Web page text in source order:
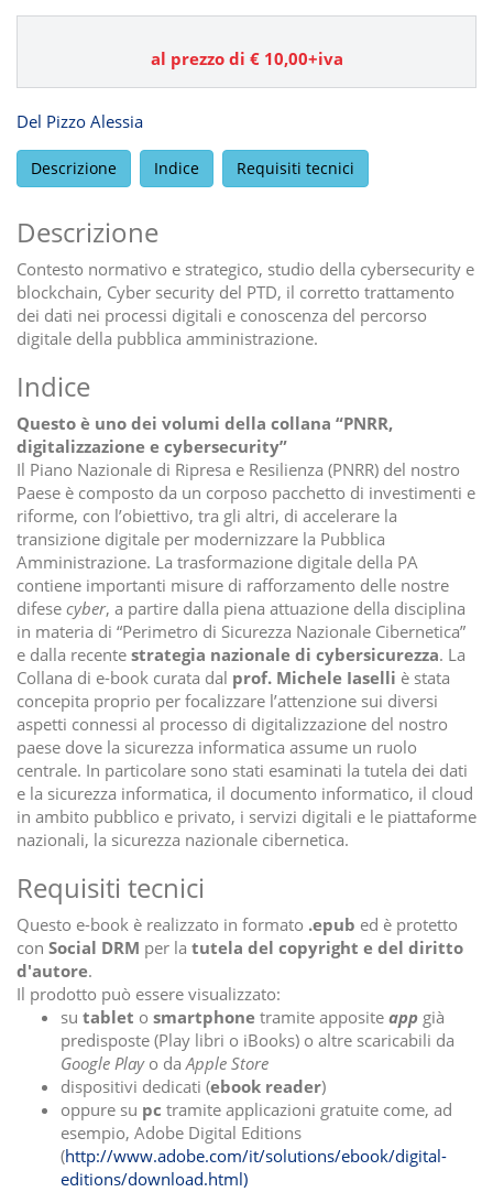
al prezzo di € 10,00+iva
Del Pizzo Alessia
Descrizione Indice Requisiti tecnici
Descrizione
Contesto normativo e strategico, studio della cybersecurity e
blockchain, Cyber security del PTD, il corretto trattamento
dei dati nei processi digitali e conoscenza del percorso
digitale della pubblica amministrazione.
Indice
Questo è uno dei volumi della collana “PNRR,
digitalizzazione e cybersecurity”
Il Piano Nazionale di Ripresa e Resilienza (PNRR) del nostro
Paese è composto da un corposo pacchetto di investimenti e
riforme, con l’obiettivo, tra gli altri, di accelerare la
transizione digitale per modernizzare la Pubblica
Amministrazione. La trasformazione digitale della PA
contiene importanti misure di rafforzamento delle nostre
difese cyber, a partire dalla piena attuazione della disciplina
in materia di “Perimetro di Sicurezza Nazionale Cibernetica”
e dalla recente strategia nazionale di cybersicurezza. La
Collana di e-book curata dal prof. Michele Iaselli è stata
concepita proprio per focalizzare l’attenzione sui diversi
aspetti connessi al processo di digitalizzazione del nostro
paese dove la sicurezza informatica assume un ruolo
centrale. In particolare sono stati esaminati la tutela dei dati
e la sicurezza informatica, il documento informatico, il cloud
in ambito pubblico e privato, i servizi digitali e le piattaforme
nazionali, la sicurezza nazionale cibernetica.
Requisiti tecnici
Questo e-book è realizzato in formato .epub ed è protetto
con Social DRM per la tutela del copyright e del diritto
d'autore.
Il prodotto può essere visualizzato:
su tablet o smartphone tramite apposite app già
predisposte (Play libri o iBooks) o altre scaricabili da
Google Playo da Apple Store
dispositivi dedicati (ebook reader)
oppure su pc tramite applicazioni gratuite come, ad
esempio, Adobe Digital Editions
(http://www.adobe.com/it/solutions/ebook/digital-
editions/download.html)